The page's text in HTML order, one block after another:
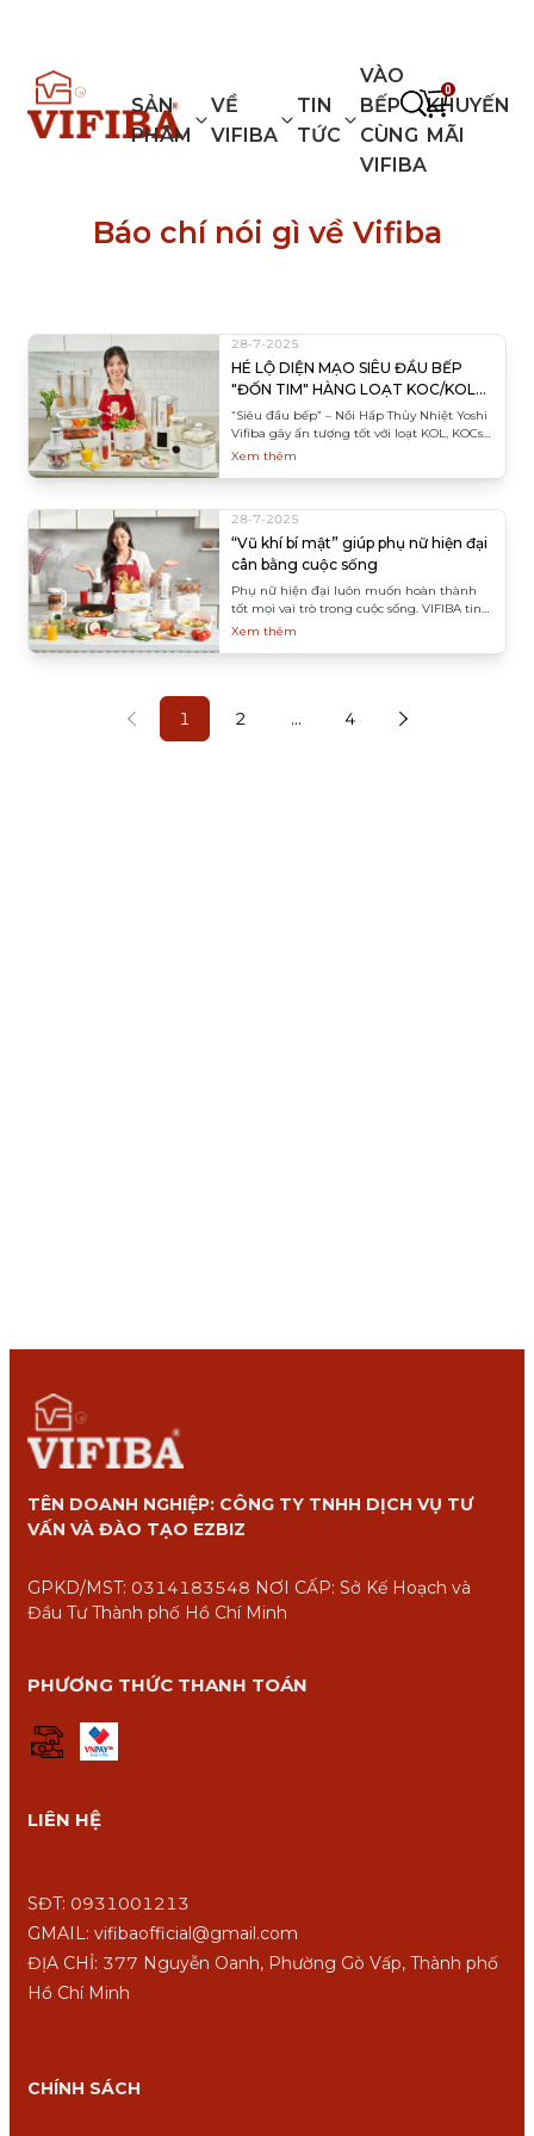
SẢN
PHẨM
VỀ
VIFIBA
TIN
TỨC
VÀO
BẾP
CÙNG
VIFIBA
KHUYẾN
MÃI
0
Báo chí nói gì về Vifiba
28-7-2025
HÉ LỘ DIỆN MẠO SIÊU ĐẦU BẾP
"ĐỐN TIM" HÀNG LOẠT KOC/KOLS
NỔI TIẾNG
“Siêu đầu bếp” – Nồi Hấp Thủy Nhiệt Yoshi
Vifiba gây ấn tượng tốt với loạt KOL, KOCs
nổi tiếng theo xu hướng sống lành mạnh.
Xem thêm
28-7-2025
“Vũ khí bí mật” giúp phụ nữ hiện đại
cân bằng cuộc sống
Phụ nữ hiện đại luôn muốn hoàn thành
tốt mọi vai trò trong cuộc sống. VIFIBA tin
rằng tất cả những việc này đều khả thi
Xem thêm
1 2 ... 4
CHÍNH SÁCH
LIÊN HỆ
SĐT: 0931001213
GMAIL: vifibaofficial@gmail.com
ĐỊA CHỈ: 377 Nguyễn Oanh, Phường Gò Vấp, Thành phố
Hồ Chí Minh
TÊN DOANH NGHIỆP: CÔNG TY TNHH DỊCH VỤ TƯ
VẤN VÀ ĐÀO TẠO EZBIZ
GPKD/MST: 0314183548 NƠI CẤP: Sở Kế Hoạch và
Đầu Tư Thành phố Hồ Chí Minh
PHƯƠNG THỨC THANH TOÁN